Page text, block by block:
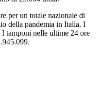
per un totale nazionale di
della pandemia in Italia. I
tamponi nelle ultime 24 ore